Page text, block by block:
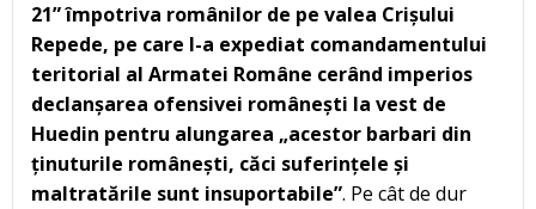
21” împotriva românilor de pe valea Crișului
Repede, pe care l-a expediat comandamentului
teritorial al Armatei Române cerând imperios
declanșarea ofensivei românești la vest de
Huedin pentru alungarea „acestor barbari din
ținuturile românești, căci suferințele și
maltratările sunt insuportabile”. Pe cât de dur